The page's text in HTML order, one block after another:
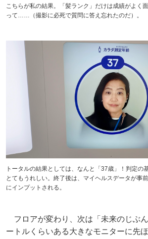
こちらが私の結果。「髪ランク」だけは成績がよく
って……（撮影に必死で質問に答え忘れたのだ）。
トータルの結果としては、なんと「37歳」！判定の
とてもうれしい。終了後は、マイヘルスデータが事
にインプットされる。
フロアが変わり、次は「未来のじぶ
ートルくらいある大きなモニターに先